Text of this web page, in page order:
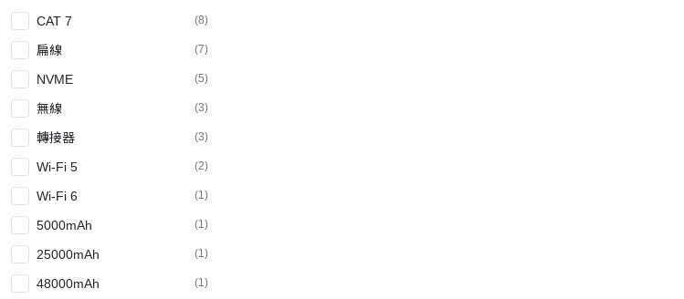
CAT 7 (8)
扁線 (7)
NVME (5)
無線 (3)
轉接器 (3)
Wi-Fi 5 (2)
Wi-Fi 6 (1)
5000mAh (1)
25000mAh (1)
48000mAh (1)